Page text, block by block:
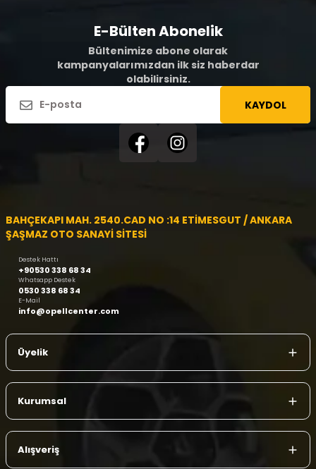
E-Bülten Abonelik
Bültenimize abone olarak
kampanyalarımızdan ilk siz haberdar
olabilirsiniz.
KAYDOL
BAHÇEKAPI MAH. 2540.CAD NO :14 ETİMESGUT / ANKARA
ŞAŞMAZ OTO SANAYİ SİTESİ
Destek Hattı
+90530 338 68 34
Whatsapp Destek
0530 338 68 34
E-Mail
info@opellcenter.com
Üyelik
Kurumsal
Alışveriş